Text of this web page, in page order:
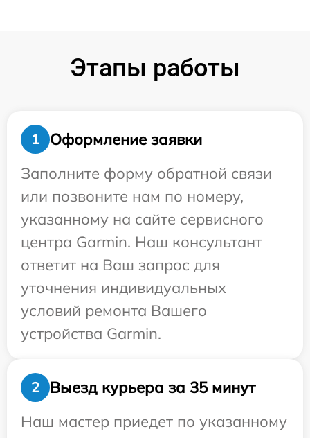
Этапы работы
1
Оформление заявки
Заполните форму обратной связи
или позвоните нам по номеру,
указанному на сайте сервисного
центра Garmin. Наш консультант
ответит на Ваш запрос для
уточнения индивидуальных
условий ремонта Вашего
устройства Garmin.
2
Выезд курьера за 35 минут
Наш мастер приедет по указанному